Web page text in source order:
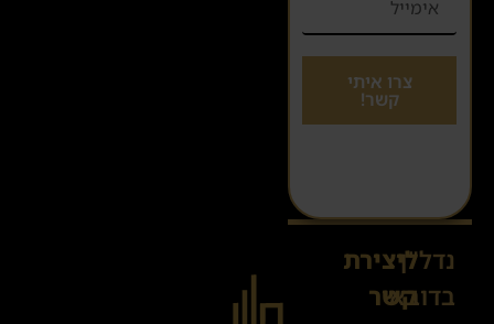
צרו איתי
קשר!
נדל"ן
בדובאי
ליצירת
קשר
Sales@danesya.co.il